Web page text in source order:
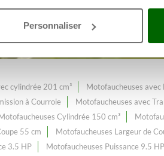
Personnaliser
cylindrée 201 cm³ Motofaucheuses
à Courroie
Motofaucheuses avec
Cylindrée 150 cm³
55 cm Motofaucheuses Largeur de
3.5 HP Motofaucheuses Puissance 9.5 HP